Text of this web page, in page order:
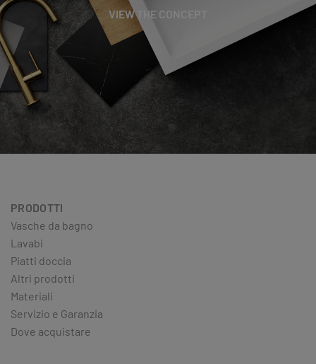
VIEW THE CONCEPT
PRODOTTI
Vasche da bagno
Lavabi
Piatti doccia
Altri prodotti
Materiali
Servizio e Garanzia
Dove acquistare